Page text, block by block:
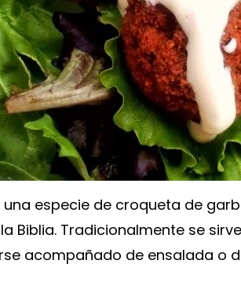
una especie de croqueta de
Biblia. Tradicionalmente se
acompañado de ensalada o